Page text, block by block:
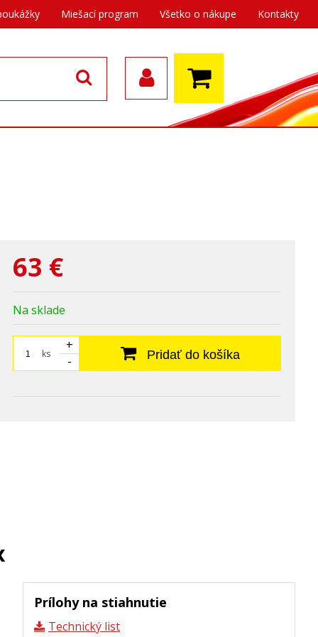
Miešací program Všetko o nákupe Kontakty
63 €
Na sklade
ks
+
-
Pridať do košíka
Prílohy na stiahnutie
Technický list